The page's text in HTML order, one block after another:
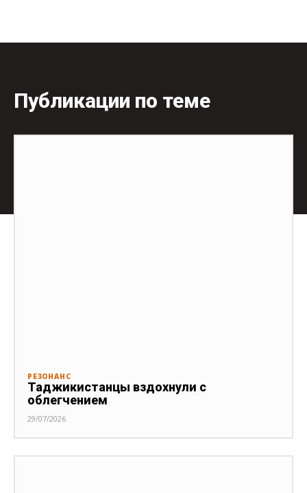
Публикации по теме
РЕЗОНАНС
Таджикистанцы вздохнули с
облегчением
29/07/2026